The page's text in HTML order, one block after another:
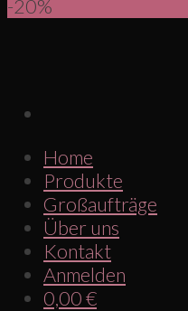
Home
Produkte
Großaufträge
Über uns
Kontakt
Anmelden
0,00€
-20%